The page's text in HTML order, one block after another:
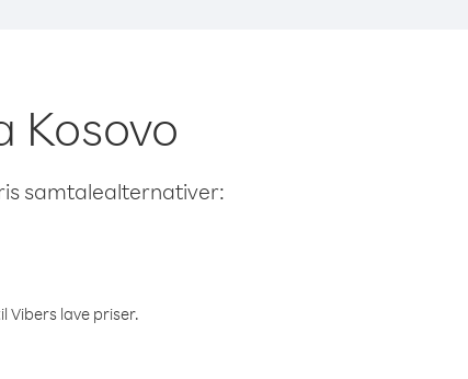
Kosovo
samtalealternativer:
Vibers lave priser.